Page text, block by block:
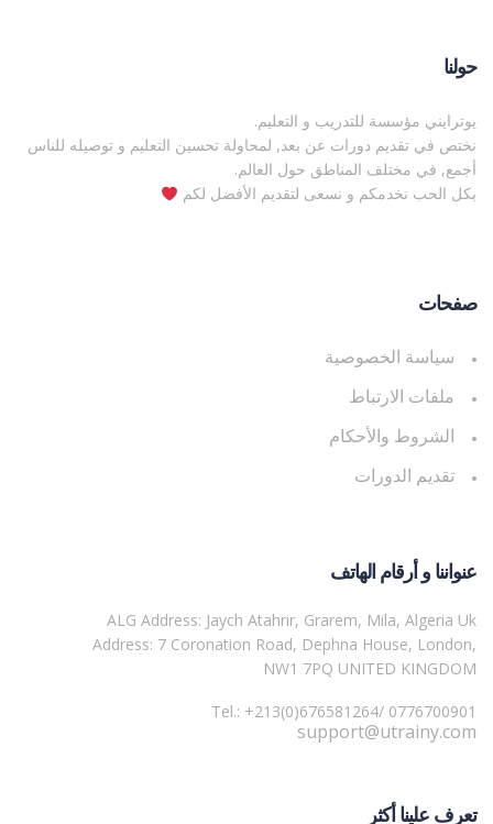
حولنا
يوترايني مؤسسة للتدريب و التعليم.
نختص في تقديم دورات عن بعد, لمحاولة تحسين التعليم و توصيله للناس
أجمع, في مختلف المناطق حول العالم.
بكل الحب نخدمكم و نسعى لتقديم الأفضل لكم
صفحات
سياسة الخصوصية
ملفات الارتباط
الشروط والأحكام
تقديم الدورات
عنواننا و أرقام الهاتف
ALG Address: Jaych Atahrir, Grarem, Mila, Algeria Uk
Address: 7 Coronation Road, Dephna House, London,
NW1 7PQ UNITED KINGDOM
Tel.: +213(0)676581264/ 0776700901
support@utrainy.com
تعرف علينا أكثر